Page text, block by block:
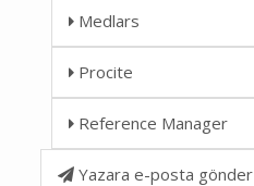
Medlars
Procite
Reference Manager
Yazara e-posta gönder